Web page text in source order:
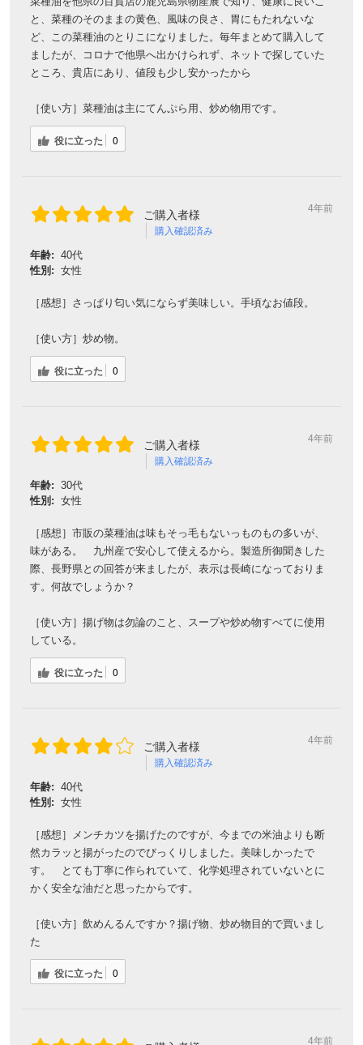
と、菜種のそのままの黄色、風味の良さ、胃にもたれないな
ど、この菜種油のとりこになりました。毎年まとめて購入して
ましたが、コロナで他県へ出かけられず、ネットで探していた
ところ、貴店にあり、値段も少し安かったから
［使い方］菜種油は主にてんぷら用、炒め物用です。
役に立った 0
ご購入者様
購入確認済み
4年前
年齢: 40代
性別: 女性
［感想］さっぱり匂い気にならず美味しい。手頃なお値段。
［使い方］炒め物。
役に立った 0
ご購入者様
購入確認済み
4年前
年齢: 30代
性別: 女性
［感想］市販の菜種油は味もそっ毛もないっものもの多いが、
味がある。 九州産で安心して使えるから。製造所御聞きした
際、長野県との回答が来ましたが、表示は長崎になっておりま
す。何故でしょうか？
［使い方］揚げ物は勿論のこと、スープや炒め物すべてに使用
している。
役に立った 0
ご購入者様
購入確認済み
4年前
年齢: 40代
性別: 女性
［感想］メンチカツを揚げたのですが、今までの米油よりも断
然カラッと揚がったのでびっくりしました。美味しかったで
す。 とても丁寧に作られていて、化学処理されていないとに
かく安全な油だと思ったからです。
［使い方］飲めんるんですか？揚げ物、炒め物目的で買いまし
た
役に立った 0
4年前